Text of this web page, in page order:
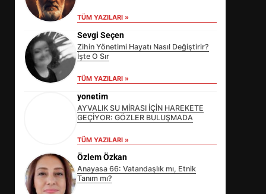
TÜM YAZILARI »
Sevgi Seçen
Zihin Yönetimi Hayatı Nasıl Değiştirir?
İşte O Sır
TÜM YAZILARI »
yonetim
AYVALIK SU MİRASI İÇİN HAREKETE
GEÇİYOR: GÖZLER BULUŞMADA
TÜM YAZILARI »
Özlem Özkan
Anayasa 66: Vatandaşlık mı, Etnik
Tanım mı?